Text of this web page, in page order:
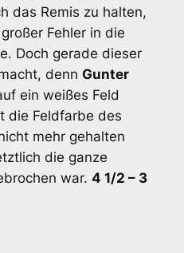
das Remis zu halten,
Fehler in die
Doch gerade dieser
denn Gunter
ein weißes Feld
die Feldfarbe des
mehr gehalten
die ganze
war. 4 1/2 – 3